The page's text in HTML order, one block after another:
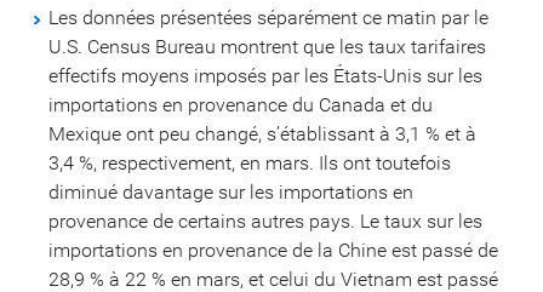
Les données présentées séparément ce matin par le
U.S. Census Bureau montrent que les taux tarifaires
effectifs moyens imposés par les États-Unis sur les
importations en provenance du Canada et du
Mexique ont peu changé, s’établissant à 3,1 % et à
3,4 %, respectivement, en mars. Ils ont toutefois
diminué davantage sur les importations en
provenance de certains autres pays. Le taux sur les
importations en provenance de la Chine est passé de
28,9 % à 22 % en mars, et celui du Vietnam est passé